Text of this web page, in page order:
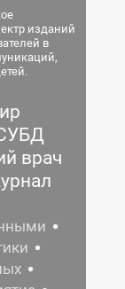
изданий
в
врач